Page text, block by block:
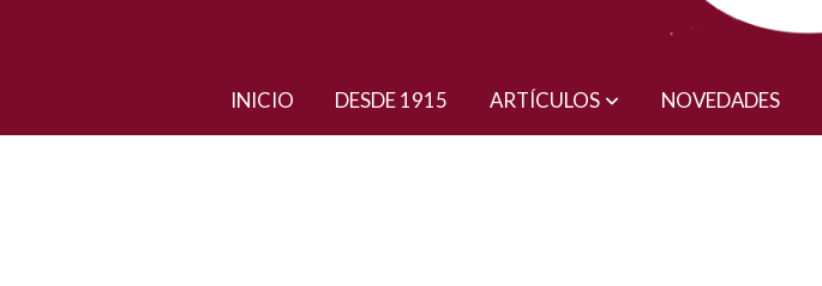
INICIO DESDE 1915 ARTÍCULOS NOVEDADES
ARTÍCULOS Sonnet Ciselé GT Oro E.E. (2025)